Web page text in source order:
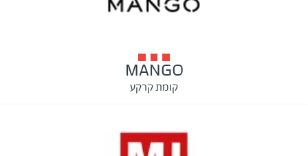
MANGO
קומת קרקע